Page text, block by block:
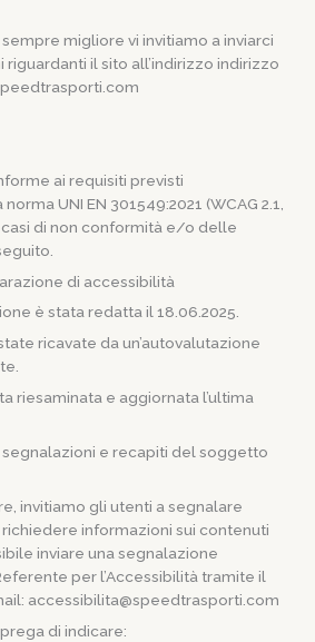
migliore vi invitiamo a inviarci
il sito all’indirizzo indirizzo
ai requisiti previsti
UNI EN 301549:2021 (WCAG 2.1,
casi di non conformità e/o delle
di accessibilità
è stata redatta il 18.06.2025.
ricavate da un’autovalutazione
riesaminata e aggiornata l’ultima
e recapiti del soggetto
invitiamo gli utenti a segnalare
informazioni sui contenuti
inviare una segnalazione
per l’Accessibilità tramite il
accessibilita@speedtrasporti.com
di indicare: